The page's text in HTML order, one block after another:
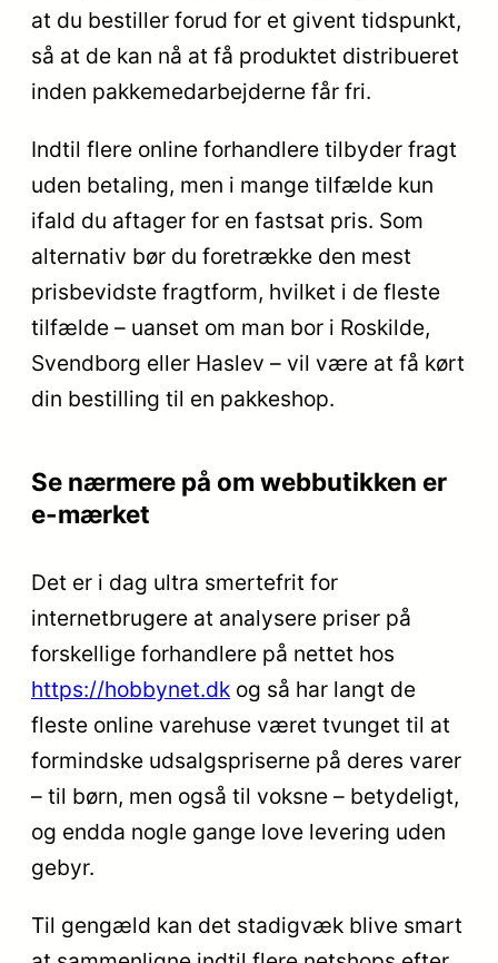
at du bestiller forud for et givent tidspunkt,
så at de kan nå at få produktet distribueret
inden pakkemedarbejderne får fri.
Indtil flere online forhandlere tilbyder fragt
uden betaling, men i mange tilfælde kun
ifald du aftager for en fastsat pris. Som
alternativ bør du foretrække den mest
prisbevidste fragtform, hvilket i de fleste
tilfælde – uanset om man bor i Roskilde,
Svendborg eller Haslev – vil være at få kørt
din bestilling til en pakkeshop.
Se nærmere på om webbutikken er
e-mærket
Det er i dag ultra smertefrit for
internetbrugere at analysere priser på
forskellige forhandlere på nettet hos
https://hobbynet.dk og så har langt de
fleste online varehuse været tvunget til at
formindske udsalgspriserne på deres varer
– til børn, men også til voksne – betydeligt,
og endda nogle gange love levering uden
gebyr.
Til gengæld kan det stadigvæk blive smart